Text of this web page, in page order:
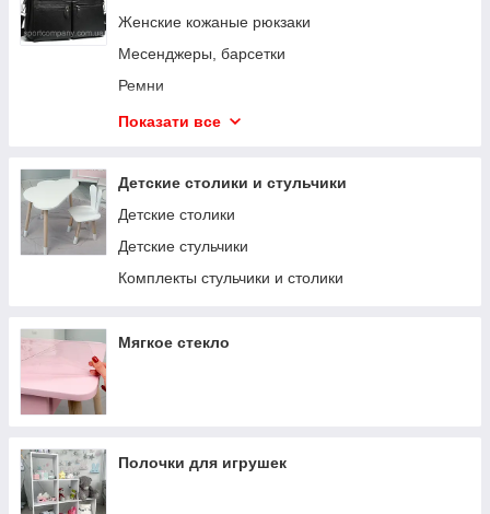
Женские кожаные рюкзаки
Месенджеры, барсетки
Ремни
Женские ремни
Рюкзаки
Обкладинки
Ключницы
Слинги
Портфели для ноутбуков и документов
Показати все
Детские столики и стульчики
Детские столики
Детские стульчики
Комплекты стульчики и столики
Мягкое стекло
Полочки для игрушек